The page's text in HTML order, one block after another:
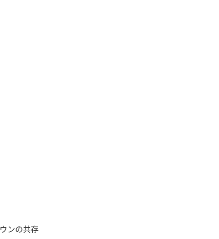
ンの共存